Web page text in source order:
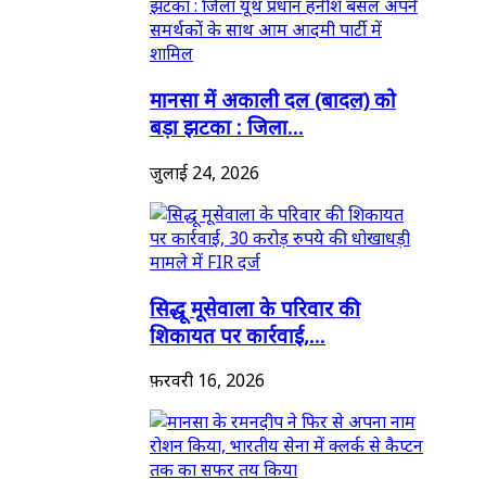
मानसा में अकाली दल (बादल) को
बड़ा झटका : जिला...
जुलाई 24, 2026
सिद्धू मूसेवाला के परिवार की
शिकायत पर कार्रवाई,...
फ़रवरी 16, 2026